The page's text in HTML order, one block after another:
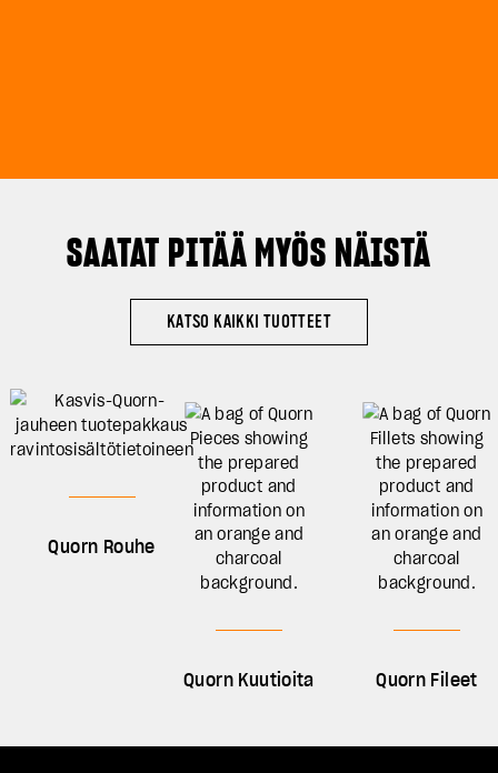
SAATAT PITÄÄ MYÖS NÄISTÄ
KATSO KAIKKI TUOTTEET
Quorn Rouhe
Quorn Kuutioita Quorn Fileet